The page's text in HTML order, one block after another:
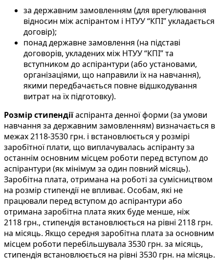
за державним замовленням (для врегулювання
відносин між аспірантом і НТУУ “КПІ” укладається
договір);
понад державне замовлення (на підставі
договорів, укладених між НТУУ “КПІ” та
вступником до аспірантури (або установами,
організаціями, що направили їх на навчання),
якими передбачається повне відшкодування
витрат на їх підготовку).
Розмір стипендіїаспіранта денної форми (за умови
навчання за державним замовленням) визначається в
межах 2118-3530 грн. і встановлюється у розмірі
заробітної плати, що виплачувалась аспіранту за
останнім основним місцем роботи перед вступом до
аспірантури (як мінімум за один повний місяць).
Заробітна плата, отримана на роботі за сумісництвом
на розмір стипендії не впливає. Особам, які не
працювали перед вступом до аспірантури або
отримана заробітна плата яких буде менше, ніж
2118 грн., стипендія встановлюється на рівні 2118 грн.
на місяць. Якщо середня заробітна плата за основним
місцем роботи перебільшувала 3530 грн. за місяць,
стипендія встановлюється на рівні 3530 грн. на місяць.